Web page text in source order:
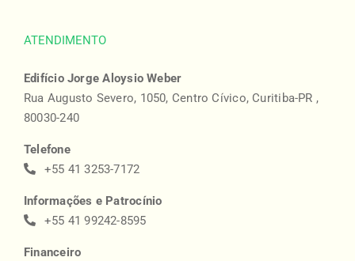
ATENDIMENTO
Edifício Jorge Aloysio Weber
Rua Augusto Severo, 1050, Centro Cívico, Curitiba-PR ,
80030-240
Telefone
+55 41 3253-7172
Informações e Patrocínio
+55 41 99242-8595
Financeiro